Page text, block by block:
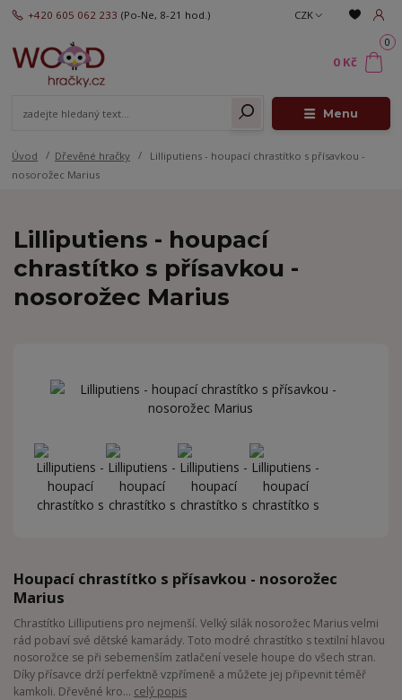
Menu
CZK
+420 605 062 233 (Po-Ne, 8-21 hod.)
0
0 Kč
Úvod Dřevěné hračky
Lilliputiens - houpací chrastítko s přísavkou -
nosorožec Marius
Lilliputiens - houpací
chrastítko s přísavkou -
nosorožec Marius
Houpací chrastítko s přísavkou - nosorožec
Marius
Chrastítko Lilliputiens pro nejmenší. Velký silák nosorožec Marius velmi
rád pobaví své dětské kamarády. Toto modré chrastítko s textilní hlavou
nosorožce se při sebemenším zatlačení vesele houpe do všech stran.
Díky přísavce drží perfektně vzpřímeně a můžete jej připevnit téměř
kamkoli. Dřevěné kro... celý popis